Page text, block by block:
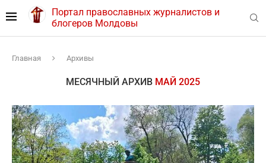
Портал православных журналистов и
блогеров Молдовы
Главная Архивы
МЕСЯЧНЫЙ АРХИВ МАЙ 2025